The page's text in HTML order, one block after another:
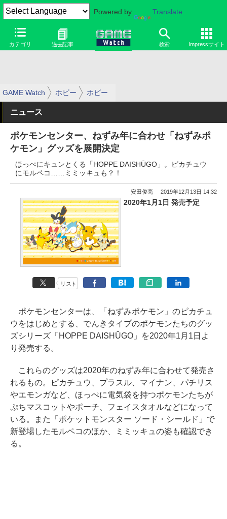
Powered by Translate
カテゴリ 過去記事 検索 Impressサイト
GAME Watch ホビー ホビー
ニュース
ポケモンセンター、ねずみ年に合わせ「ねずみポ
ケモン」グッズを展開決定
ほっぺにキュンとくる「HOPPE DAISHŪGO」。ピカチュウ
にモルペコ……ミミッキュも？！
安田俊亮 2019年12月13日 14:32
2020年1月1日 発売予定
リスト
ポケモンセンターは、「ねずみポケモン」のピカチュ
ウをはじめとする、でんきタイプのポケモンたちのグッ
ズシリーズ「HOPPE DAISHŪGO」を2020年1月1日よ
り発売する。
これらのグッズは2020年のねずみ年に合わせて発売さ
れるもの。ピカチュウ、プラスル、マイナン、パチリス
やエモンガなど、ほっぺに電気袋を持つポケモンたちが
ぷちマスコットやポーチ、フェイスタオルなどになって
いる。また「ポケットモンスター ソード・シールド」で
新登場したモルペコのほか、ミミッキュの姿も確認でき
る。